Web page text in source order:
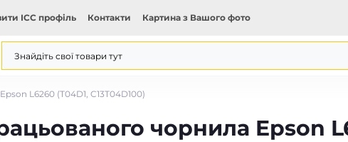
ICC профіль Контакти Картина з Вашого фото
L6260 (T04D1, C13T04D100)
чорнила Epson